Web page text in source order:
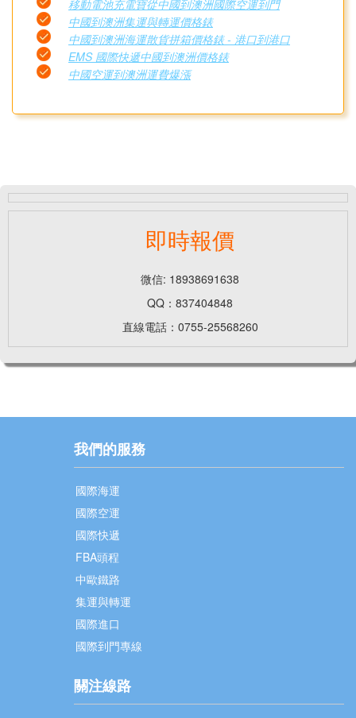
移動電池充電寶從中國到澳洲國際空運到門
中國到澳洲集運與轉運價格錶
中國到澳洲海運散貨拼箱價格錶 - 港口到港口
EMS 國際快遞中國到澳洲價格錶
中國空運到澳洲運費爆漲
即時報價
微信: 18938691638
QQ：837404848
直線電話：0755-25568260
我們的服務
國際海運
國際空運
國際快遞
FBA頭程
中歐鐵路
集運與轉運
國際進口
國際到門專線
關注線路